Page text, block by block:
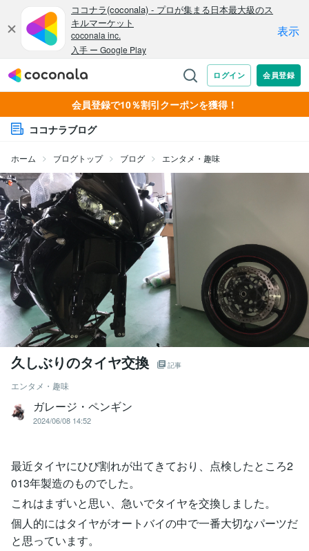
会員登録で10％割引クーポンを獲得！
ココナラブログ
ホーム ブログトップ ブログ エンタメ・趣味
久しぶりのタイヤ交換 記事
エンタメ・趣味
ガレージ・ペンギン
2024/06/08 14:52
最近タイヤにひび割れが出てきており、点検したところ2
013年製造のものでした。
これはまずいと思い、急いでタイヤを交換しました。
個人的にはタイヤがオートバイの中で一番大切なパーツだ
と思っています。